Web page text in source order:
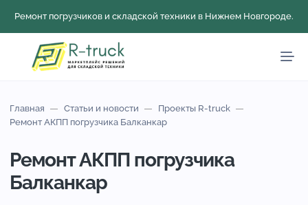
Ремонт погрузчиков и складской техники в Нижнем Новгороде.
Главная Статьи и новости
Проекты R-truck
Ремонт АКПП погрузчика Балканкар
Ремонт АКПП погрузчика
Балканкар